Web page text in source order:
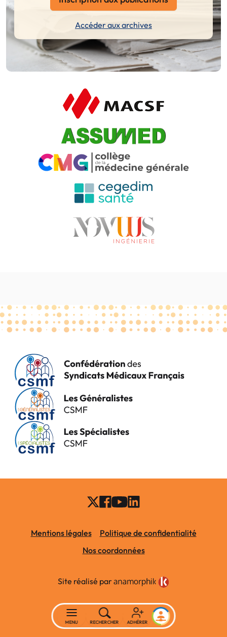
Accéder aux archives
Mentions légales
Politique de confidentialité
Nos coordonnées
Site réalisé par
MENU RECHERCHER ADHÉRER